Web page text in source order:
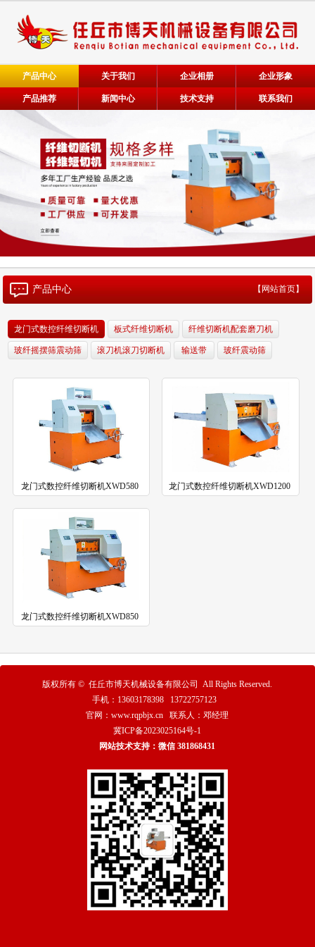
产品中心 关于我们 企业相册 企业形象
产品推荐 新闻中心 技术支持 联系我们
产品中心 【网站首页】
龙门式数控纤维切断机 板式纤维切断机 纤维切断机配套磨刀机
玻纤摇摆筛震动筛 滚刀机滚刀切断机 输送带 玻纤震动筛
龙门式数控纤维切断机XWD580 龙门式数控纤维切断机XWD1200
龙门式数控纤维切断机XWD850
版权所有 ©任丘市博天机械设备有限公司 All Rights Reserved.
手机：13603178398 13722757123
官网：www.rqpbjx.cn 联系人：邓经理
冀ICP备2023025164号-1
网站技术支持：微信 381868431